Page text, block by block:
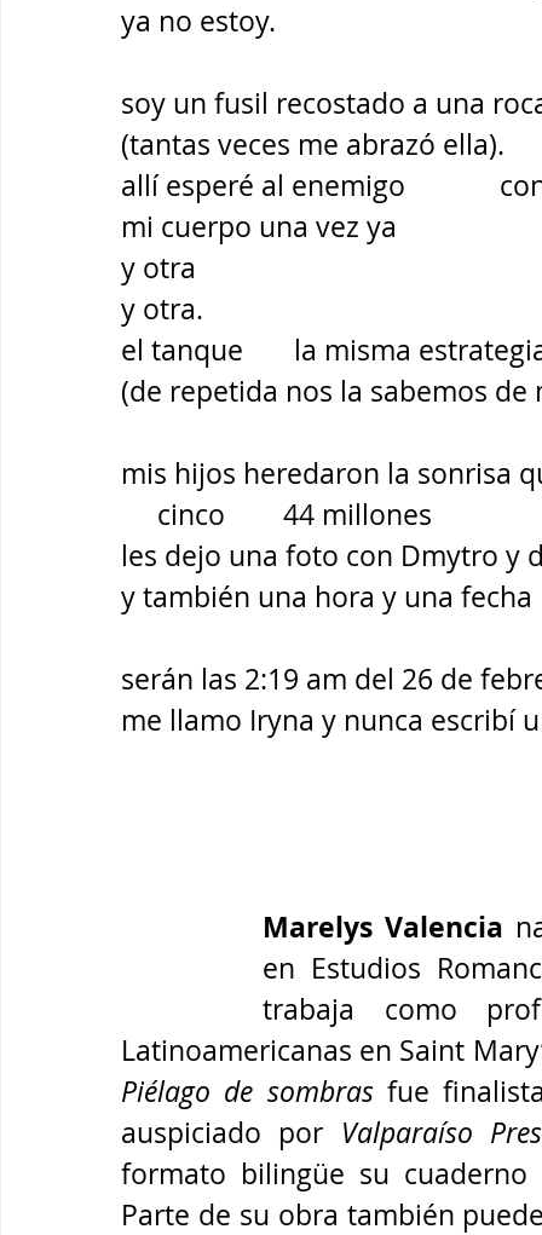
ya no estoy.
soy un fusil recostado a una
(tantas veces me abrazó ella).
allí esperé al enemigo
mi cuerpo una vez ya
y otra
y otra.
el tanque       la misma
(de repetida nos la sabemos de
mis hijos heredaron la sonrisa
     cinco        44 millones
les dejo una foto con Dmytro y
y también una hora y una fecha
serán las 2:19 am del 26 de
me llamo Iryna y nunca escribí
Marelys Valencia
en Estudios
trabaja como
Piélago de sombras fue
auspiciado por Valparaíso
formato bilingüe su cuaderno